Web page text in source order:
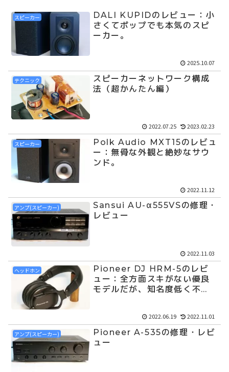
スピーカー
DALI KUPIDのレビュー：小
さくてポップでも本気のスピ
ーカー。
2025.10.07
テクニック
スピーカーネットワーク構成
法（超かんたん編）
2022.07.25 2023.02.23
スピーカー
Polk Audio MXT15のレビュ
ー：無骨な外観と絶妙なサウ
ンド。
2022.11.12
アンプ(スピーカー)
Sansui AU-α555VSの修理・
レビュー
2022.11.03
ヘッドホン
Pioneer DJ HRM-5のレビ
ュー：全方面スキがない優良
モデルだが、知名度低く不
2022.06.19 2022.11.01
アンプ(スピーカー)
Pioneer A-535の修理・レビ
ュー